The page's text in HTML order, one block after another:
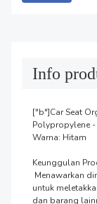
Info
["b"]Car Seat
Polypropylene -
Warna: Hitam
Keunggulan
untuk
dan barang